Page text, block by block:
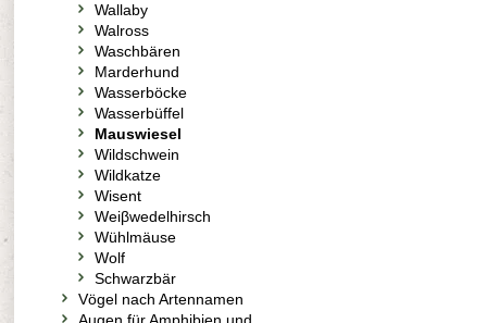
Wallaby
Walross
Waschbären
Marderhund
Wasserböcke
Wasserbüffel
Mauswiesel
Wildschwein
Wildkatze
Wisent
Weiβwedelhirsch
Wühlmäuse
Wolf
Schwarzbär
Vögel nach Artennamen